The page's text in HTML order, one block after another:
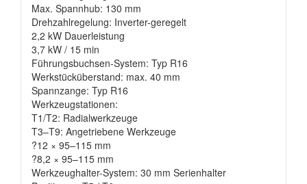
Max. Spannhub: 130 mm
Drehzahlregelung: Inverter-geregelt
2,2 kW Dauerleistung
3,7 kW / 15 min
Führungsbuchsen-System: Typ R16
Werkstücküberstand: max. 40 mm
Spannzange: Typ R16
Werkzeugstationen:
T1/T2: Radialwerkzeuge
T3–T9: Angetriebene Werkzeuge
?12 × 95–115 mm
?8,2 × 95–115 mm
Werkzeughalter-System: 30 mm Serienhalter